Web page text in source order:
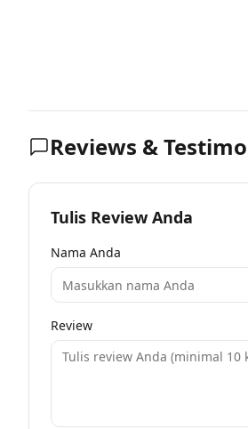
Reviews &
Tulis Review Anda
Nama Anda
Review